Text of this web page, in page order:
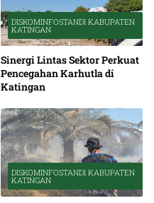
DISKOMINFOSTANDI KABUPATEN
KATINGAN
Sinergi Lintas Sektor Perkuat
Pencegahan Karhutla di
Katingan
DISKOMINFOSTANDI KABUPATEN
KATINGAN